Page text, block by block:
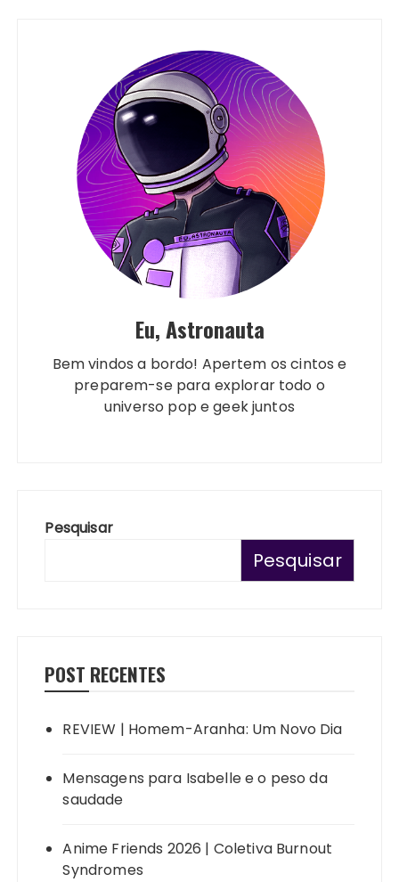
Eu, Astronauta
Bem vindos a bordo! Apertem os cintos e
preparem-se para explorar todo o
universo pop e geek juntos
Pesquisar
Pesquisar
POST RECENTES
REVIEW | Homem-Aranha: Um Novo Dia
Mensagens para Isabelle e o peso da
saudade
Anime Friends 2026 | Coletiva Burnout
Syndromes